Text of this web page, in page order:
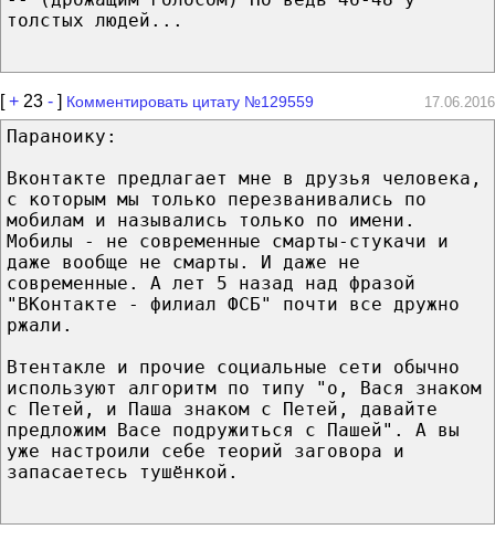
толстых людей...
[+ 23 - ] Комментировать цитату №129559 17.06.2016
Параноику:
Вконтакте предлагает мне в друзья человека,
с которым мы только перезванивались по
мобилам и назывались только по имени.
Мобилы - не современные смарты-стукачи и
даже вообще не смарты. И даже не
современные. А лет 5 назад над фразой
"ВКонтакте - филиал ФСБ" почти все дружно
ржали.
Втентакле и прочие социальные сети обычно
используют алгоритм по типу "о, Вася знаком
с Петей, и Паша знаком с Петей, давайте
предложим Васе подружиться с Пашей". А вы
уже настроили себе теорий заговора и
запасаетесь тушёнкой.